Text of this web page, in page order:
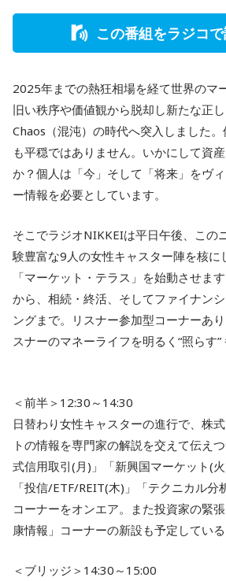
この番組をラジコ
2025年までの熱狂相場を経て世界のマ
旧い秩序や価値観から脱却し新たな正
Chaos（混沌）の時代へ突入しました
も平穏ではありません。いかにして資
か？個人は「今」そして「将来」をヴ
ー情報を必要としています。
そこでラジオNIKKEIは平日午後、この
験豊富な9人の女性キャスター陣を核に
「マーケット・テラス」を始動させま
から、相続・終活、そしてファイナン
ングまで。リスナー参加型コーナーあ
スナーのマネーライフを明るく“照らす”
＜前半＞12:30～14:30
日替わり女性キャスターの進行で、株
トの情報を専門家の解説を交えて伝え
式信用取引(月)」「新興国マーケット(火
「投信/ETF/REIT(木)」「テクニカル
コーナーをオンエア。また投資家の緊
康情報」コーナーの新設も予定している
＜ブリッジ＞14:30～15:00